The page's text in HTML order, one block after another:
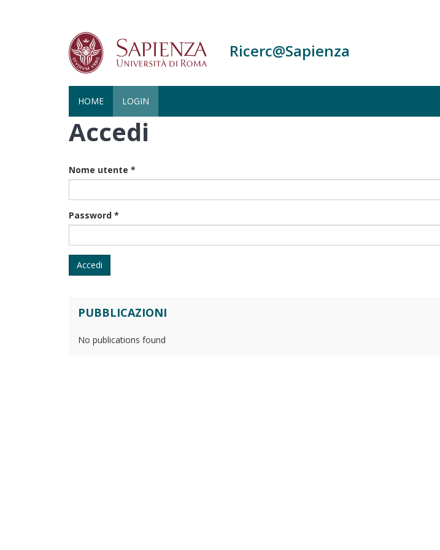
Ricerc@Sapienza
HOME LOGIN
Accedi
Nome utente *
Password *
Accedi
PUBBLICAZIONI
No publications found